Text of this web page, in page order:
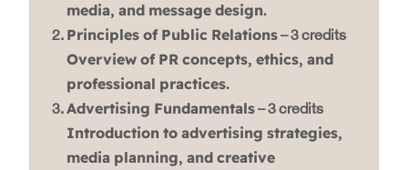
media, and message design.
Principles of Public Relations– 3 credits
Overview of PR concepts, ethics, and
professional practices.
Advertising Fundamentals– 3 credits
Introduction to advertising strategies,
media planning, and creative